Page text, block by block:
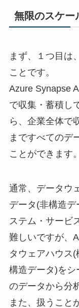
無限のスケー
まず、１つ目は
ことです。
Azure Synapse
で収集・蓄積し
ら、企業全体で
まですべてのデ
ことができます。
通常、データウ
データ(非構造
ステム・サービ
難しいですが、
タウェアハウス
構造データ)をシ
のデータから分
また、扱うこと